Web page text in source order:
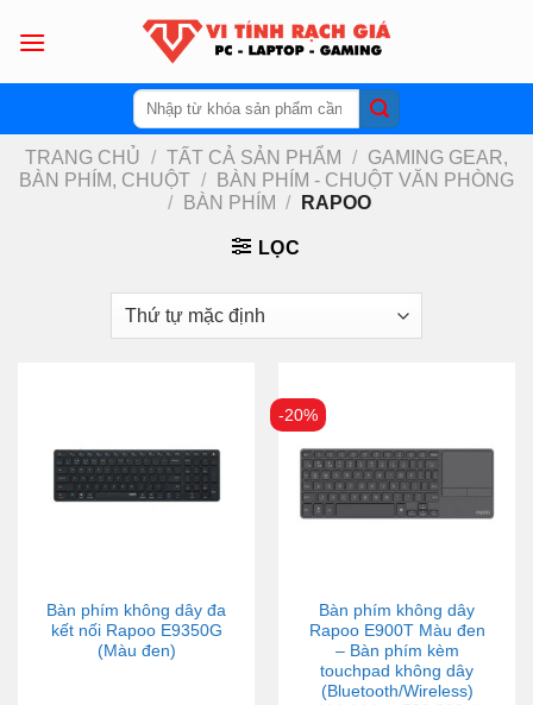
Tìm
kiếm:
TRANG CHỦ / TẤT CẢ SẢN PHẨM /
GAMING GEAR,
BÀN PHÍM, CHUỘT /
BÀN PHÍM - CHUỘT VĂN PHÒNG
/
BÀN PHÍM / RAPOO
LỌC
Bàn phím không dây đa
kết nối Rapoo E9350G
(Màu đen)
-20%
Bàn phím không dây
Rapoo E900T Màu đen
– Bàn phím kèm
touchpad không dây
(Bluetooth/Wireless)